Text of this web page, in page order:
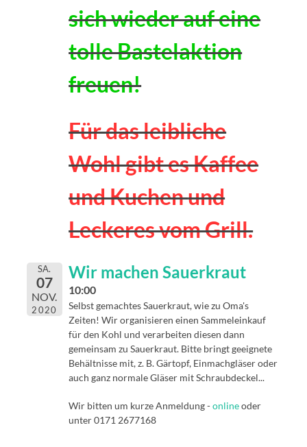
sich wieder auf eine
tolle Bastelaktion
freuen!
Für das leibliche
Wohl gibt es Kaffee
und Kuchenund
Leckeres vom Grill.
SA.
07
NOV.
2020
Wir machen Sauerkraut
10:00
Selbst gemachtes Sauerkraut, wie zu Oma's
Zeiten! Wir organisieren einen Sammeleinkauf
für den Kohl und verarbeiten diesen dann
gemeinsam zu Sauerkraut. Bitte bringt geeignete
Behältnisse mit, z. B. Gärtopf, Einmachgläser oder
auch ganz normale Gläser mit Schraubdeckel...
Wir bitten um kurze Anmeldung -onlineoder
unter 0171 2677168